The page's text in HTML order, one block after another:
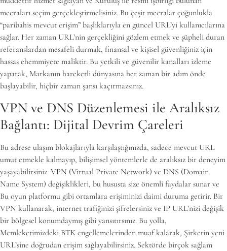
mecraları seçim gerçekleştirmelisiniz. Bu çeşit mecralar çoğunlukla
“paribahis mevcut erişim” başlıklarıyla en güncel URL’yi kullanıcılarına
sağlar. Her zaman URL’nin gerçekliğini gözlem etmek ve şüpheli duran
referanslardan mesafeli durmak, finansal ve kişisel güvenliğiniz için
hassas ehemmiyete maliktir. Bu yetkili ve güvenilir kanalları izleme
yaparak, Markanın hareketli dünyasına her zaman bir adım önde
başlayabilir, hiçbir zaman şansı kaçırmazsınız.
VPN ve DNS Düzenlemesi ile Aralıksız
Bağlantı: Dijital Devrim Çareleri
Bu adrese ulaşım blokajlarıyla karşılaştığınızda, sadece mevcut URL
umut etmekle kalmayıp, bilişimsel yöntemlerle de aralıksız bir deneyim
yaşayabilirsiniz. VPN (Virtual Private Network) ve DNS (Domain
Name System) değişiklikleri, bu hususta size önemli faydalar sunar ve
Bu oyun platformu gibi ortamlara erişiminizi daimi duruma getirir. Bir
VPN kullanarak, internet trafiğinizi şifrelersiniz ve IP URL’nizi değişik
bir bölgesel konumdaymış gibi yansıtırsınız. Bu yolla,
Memleketimizdeki BTK engellemelerinden muaf kalarak, Şirketin yeni
URL’sine doğrudan erişim sağlayabilirsiniz. Sektörde birçok sağlam